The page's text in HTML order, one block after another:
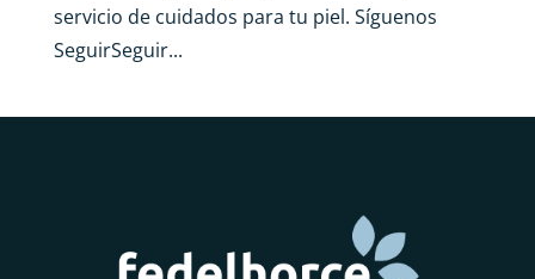
servicio de cuidados para tu piel. Síguenos
SeguirSeguir...